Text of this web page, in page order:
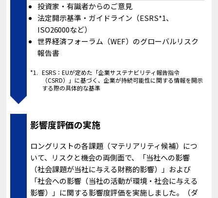
投資家・有識者からのご意見
法定開示基準・ガイドライン（ESRS*1、
ISO26000など）
世界経済フォーラム（WEF）のグローバルリスク
報告書
*1. ESRS：EUが定めた「企業サステナビリティ報告指令
（CSRD）」に基づく、企業が持続可能性に関する情報を開示
する際の具体的な基準
影響度評価の実施
ロングリストの各課題（マテリアリティ候補）につ
いて、リスクと機会の両側面で、「当社への影響
（社会課題が当社に与える財務的影響）」および
「社会への影響（当社の活動が環境・社会に与える
影響）」に関する影響度評価を実施しました。（ダ